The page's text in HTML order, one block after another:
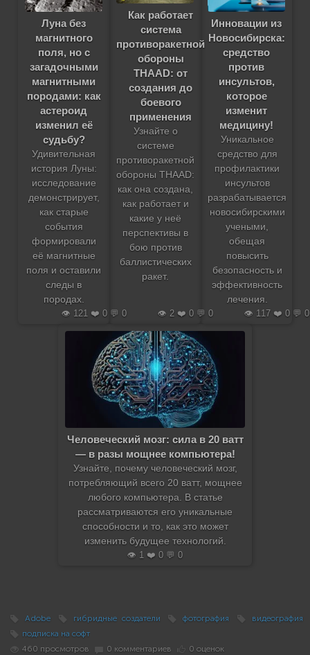
Луна без
магнитного
поля, но с
загадочными
магнитными
породами: как
астероид
изменил её
судьбу?
Удивительная
история Луны:
исследование
демонстрирует,
как старые
события
формировали
её магнитные
поля и оставили
следы в
породах.
👁️ 121 ❤️ 0 💬 0
Как работает
система
противоракетной
обороны
THAAD: от
создания до
боевого
применения
Узнайте о
системе
противоракетной
обороны THAAD:
как она создана,
как работает и
какие у неё
перспективы в
бою против
баллистических
ракет.
👁️ 2 ❤️ 0 💬 0
Инновации из
Новосибирска:
средство
против
инсультов,
которое
изменит
медицину!
Уникальное
средство для
профилактики
инсультов
разрабатывается
новосибирскими
учеными,
обещая
повысить
безопасность и
эффективность
лечения.
👁️ 117 ❤️ 0 💬 0
Человеческий мозг: сила в 20 ватт
— в разы мощнее компьютера!
Узнайте, почему человеческий мозг,
потребляющий всего 20 ватт, мощнее
любого компьютера. В статье
рассматриваются его уникальные
способности и то, как это может
изменить будущее технологий.
👁️ 1 ❤️ 0 💬 0
Adobe гибридные создатели фотография
видеография
подписка на софт
460 просмотров
0 комментариев 0 оценок